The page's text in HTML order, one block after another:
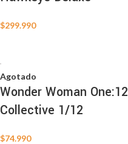
$299.990
Agotado
Wonder Woman One:12
Collective 1/12
$74.990